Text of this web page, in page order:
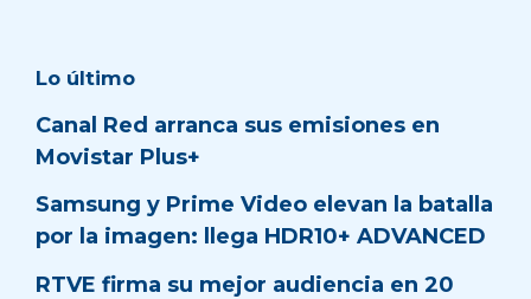
Lo último
Canal Red arranca sus emisiones en
Movistar Plus+
Samsung y Prime Video elevan la batalla
por la imagen: llega HDR10+ ADVANCED
RTVE firma su mejor audiencia en 20